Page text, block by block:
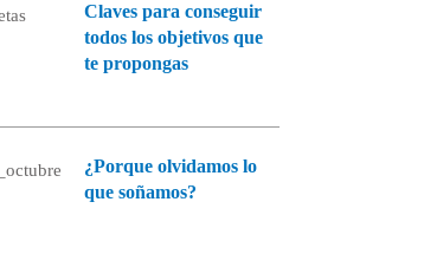
Claves para conseguir
todos los objetivos que
te propongas
¿Porque olvidamos lo
que soñamos?